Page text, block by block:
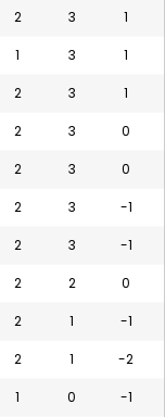
2 3 1
1 3 1
2 3 1
2 3 0
2 3 0
2 3 -1
2 3 -1
2 2 0
2 1 -1
2 1 -2
1 0 -1